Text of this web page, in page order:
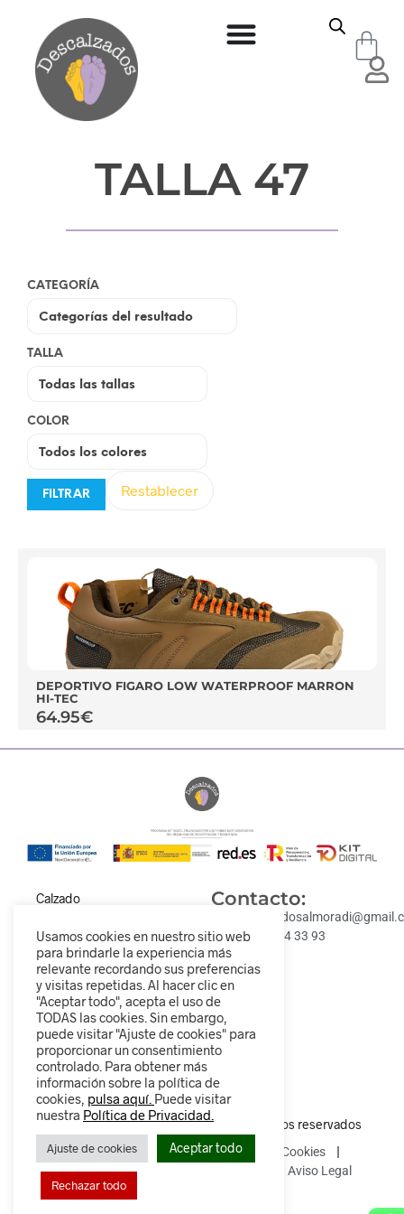
TALLA 47
CATEGORÍA
TALLA
COLOR
FILTRAR Restablecer
DEPORTIVO FIGARO LOW WATERPROOF MARRON
HI-TEC
64.95€
Calzado
moderno y para
todos los
estilos.
Descubre
nuestra
colección y
camina
diferente.
Contacto:
Tel: 693 84 33 93
© 2025 Descalzados.es – Todos los derechos reservados
Política de Privacidad
Política de Cookies
Política de devoluciones y reembolsos
Aviso Legal
Usamos cookies en nuestro sitio web
para brindarle la experiencia más
relevante recordando sus preferencias
y visitas repetidas. Al hacer clic en
"Aceptar todo", acepta el uso de
TODAS las cookies. Sin embargo,
puede visitar "Ajuste de cookies" para
proporcionar un consentimiento
controlado. Para obtener más
información sobre la política de
cookies, pulsa aquí. Puede visitar
nuestra Política de Privacidad.
Ajuste de cookies Aceptar todo
Rechazar todo